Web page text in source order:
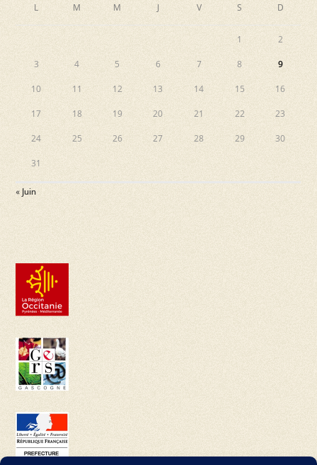
L M M J V S D
1 2
3 4 5 6 7 8 9
10 11 12 13 14 15 16
17 18 19 20 21 22 23
24 25 26 27 28 29 30
31
« Juin